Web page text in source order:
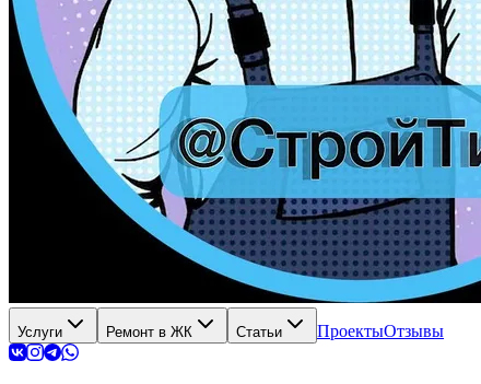
Услуги Ремонт в ЖК Статьи ПроектыОтзывы